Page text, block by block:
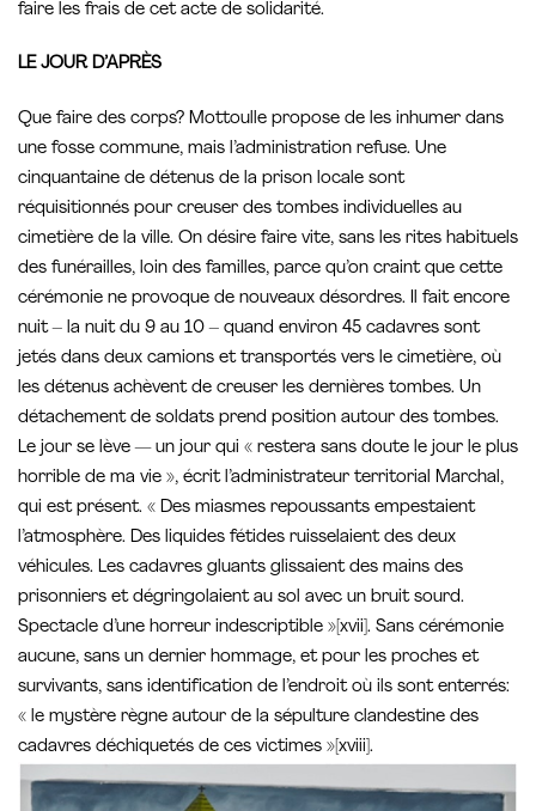
faire les frais de cet acte de solidarité.
LE JOUR D’APRÈS
Que faire des corps? Mottoulle propose de les inhumer dans
une fosse commune, mais l’administration refuse. Une
cinquantaine de détenus de la prison locale sont
réquisitionnés pour creuser des tombes individuelles au
cimetière de la ville. On désire faire vite, sans les rites habituels
des funérailles, loin des familles, parce qu’on craint que cette
cérémonie ne provoque de nouveaux désordres. Il fait encore
nuit – la nuit du 9 au 10 – quand environ 45 cadavres sont
jetés dans deux camions et transportés vers le cimetière, où
les détenus achèvent de creuser les dernières tombes. Un
détachement de soldats prend position autour des tombes.
Le jour se lève — un jour qui « restera sans doute le jour le plus
horrible de ma vie », écrit l’administrateur territorial Marchal,
qui est présent. « Des miasmes repoussants empestaient
l’atmosphère. Des liquides fétides ruisselaient des deux
véhicules. Les cadavres gluants glissaient des mains des
prisonniers et dégringolaient au sol avec un bruit sourd.
Spectacle d’une horreur indescriptible »[xvii]. Sans cérémonie
aucune, sans un dernier hommage, et pour les proches et
survivants, sans identification de l’endroit où ils sont enterrés:
« le mystère règne autour de la sépulture clandestine des
cadavres déchiquetés de ces victimes »[xviii].